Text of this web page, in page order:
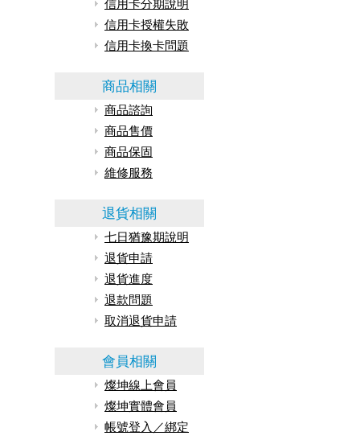
信用卡分期說明
信用卡授權失敗
信用卡換卡問題
商品相關
商品諮詢
商品售價
商品保固
維修服務
退貨相關
七日猶豫期說明
退貨申請
退貨進度
退款問題
取消退貨申請
會員相關
燦坤線上會員
燦坤實體會員
帳號登入／綁定